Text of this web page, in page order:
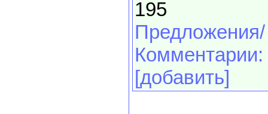
195
Предложения/
Комментарии:
[добавить]